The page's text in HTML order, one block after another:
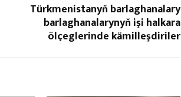
Türkmenistanyň barlaghanalary
barlaghanalarynyň işi halkara
ölçeglerinde kämilleşdiriler